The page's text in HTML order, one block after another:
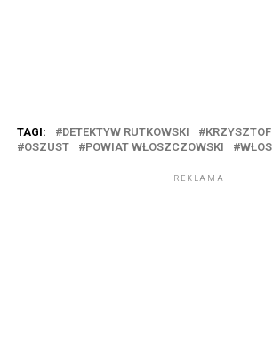
TAGI: DETEKTYW RUTKOWSKI
OSZUST
POWIAT WŁOSZCZOWSKI
REKLAMA